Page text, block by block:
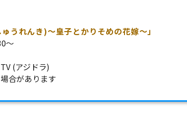
うれんき)～皇子とかりそめの花嫁～」
～
(アジドラ)
合があります